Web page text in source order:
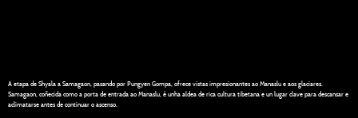
A etapa de Shyala a Samagaon, pasando por Pungyen Gompa, ofrece vistas impresionantes ao Manaslu e aos glaciares.
Samagaon, coñecida como a porta de entrada ao Manaslu, é unha aldea de rica cultura tibetana e un lugar clave para descansar e
aclimatarse antes de continuar o ascenso.